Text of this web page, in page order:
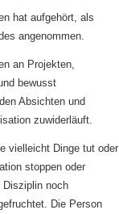
hat aufgehört, als
angenommen.
an Projekten,
bewusst
Absichten und
zuwiderläuft.
vielleicht Dinge tut oder
stoppen oder
Disziplin noch
Die Person